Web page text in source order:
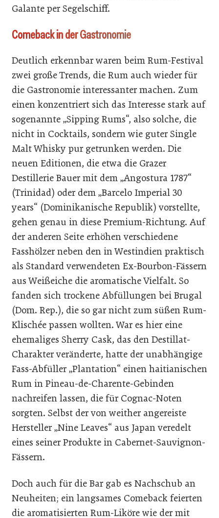
Galante per Segelschiff.
Comeback in der Gastronomie
Deutlich erkennbar waren beim Rum-Festival
zwei große Trends, die Rum auch wieder für
die Gastronomie interessanter machen. Zum
einen konzentriert sich das Interesse stark auf
sogenannte „Sipping Rums“, also solche, die
nicht in Cocktails, sondern wie guter Single
Malt Whisky pur getrunken werden. Die
neuen Editionen, die etwa die Grazer
Destillerie Bauer mit dem „Angostura 1787“
(Trinidad) oder dem „Barcelo Imperial 30
years“ (Dominikanische Republik) vorstellte,
gehen genau in diese Premium-Richtung. Auf
der anderen Seite erhöhen verschiedene
Fasshölzer neben den in Westindien praktisch
als Standard verwendeten Ex-Bourbon-Fässern
aus Weißeiche die aromatische Vielfalt. So
fanden sich trockene Abfüllungen bei Brugal
(Dom. Rep.), die so gar nicht zum süßen Rum-
Klischée passen wollten. War es hier eine
ehemaliges Sherry Cask, das den Destillat-
Charakter veränderte, hatte der unabhängige
Fass-Abfüller „Plantation“ einen haitianischen
Rum in Pineau-de-Charente-Gebinden
nachreifen lassen, die für Cognac-Noten
sorgten. Selbst der von weither angereiste
Hersteller „Nine Leaves“ aus Japan veredelt
eines seiner Produkte in Cabernet-Sauvignon-
Fässern.
Doch auch für die Bar gab es Nachschub an
Neuheiten; ein langsames Comeback feierten
die aromatisierten Rum-Liköre wie der mit